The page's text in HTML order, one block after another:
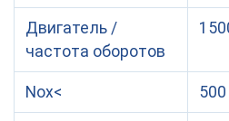
Двигатель /
частота оборотов
Nox<